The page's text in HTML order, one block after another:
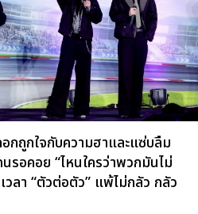
กถูกใจกับความฮาและแซ่บลืม
รอคอย “ไหนใครว่าพวกมันไม่
ลา “ตัวต่อตัว” แพ้ไม่กลัว กลัว